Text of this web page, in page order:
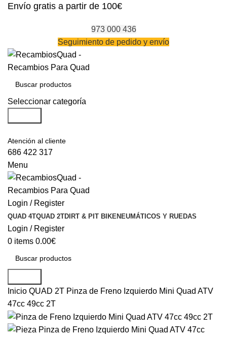
Envío gratis a partir de 100€
973 000 436
Seguimiento de pedido y envío
Seleccionar categoría
Atención al cliente
686 422 317
Menu
Login / Register
QUAD 4TQUAD 2TDIRT & PIT BIKENEUMÁTICOS Y RUEDAS
Login / Register
0 items 0.00€
Inicio QUAD 2T Pinza de Freno Izquierdo Mini Quad ATV
47cc 49cc 2T